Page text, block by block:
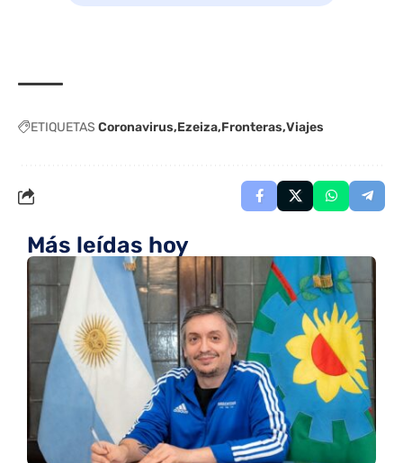
ETIQUETAS Coronavirus Ezeiza Fronteras Viajes
Más leídas hoy